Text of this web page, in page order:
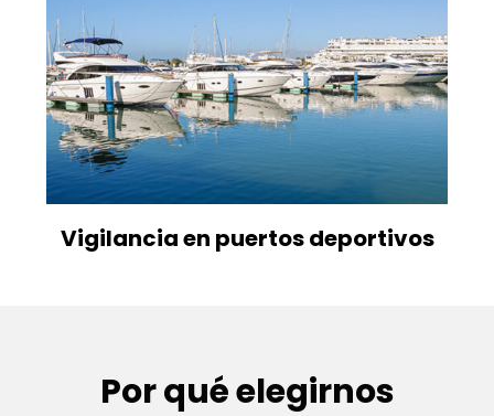
Vigilancia en puertos deportivos
Por qué elegirnos